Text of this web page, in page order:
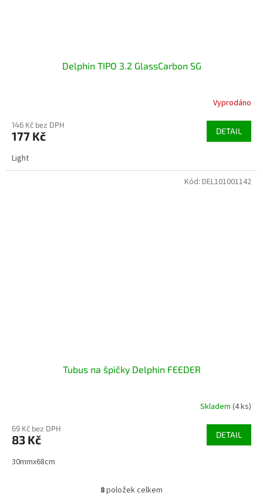
Delphin TIPO 3.2 GlassCarbon SG
Vyprodáno
146 Kč bez DPH
177 Kč DETAIL
Light
Tubus na špičky Delphin FEEDER
Skladem (4 ks)
69 Kč bez DPH
83 Kč DETAIL
30mmx68cm
Kód: DEL101001142
O
8položek celkem